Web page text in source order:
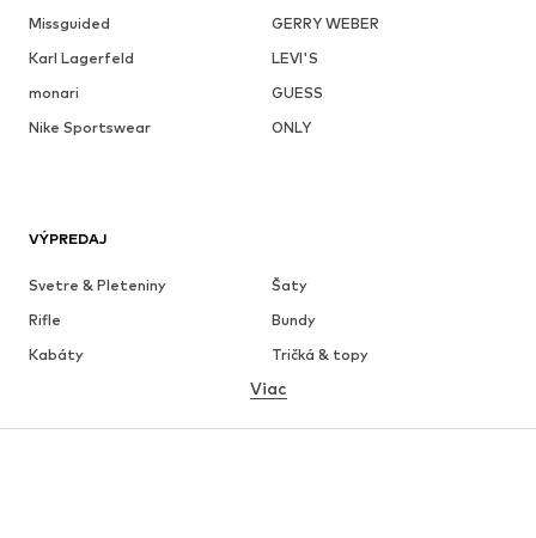
Missguided
GERRY WEBER
Karl Lagerfeld
LEVI'S
monari
GUESS
Nike Sportswear
ONLY
VÝPREDAJ
Svetre & Pleteniny
Šaty
Rifle
Bundy
Kabáty
Tričká & topy
Bielizeň
Sukne
Blúzky & tuniky
Viac